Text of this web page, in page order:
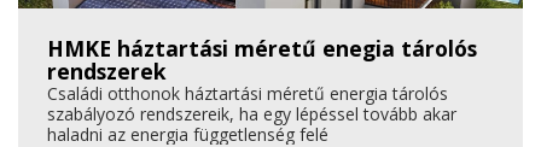
HMKE háztartási méretű enegia tárolós
rendszerek
Családi otthonok háztartási méretű energia tárolós
szabályozó rendszereik, ha egy lépéssel tovább akar
haladni az energia függetlenség felé